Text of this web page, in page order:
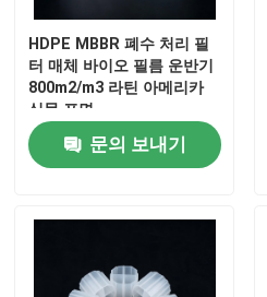
HDPE MBBR 폐수 처리 필
터 매체 바이오 필름 운반기
800m2/m3 라틴 아메리카
식물 표면
문의 보내기